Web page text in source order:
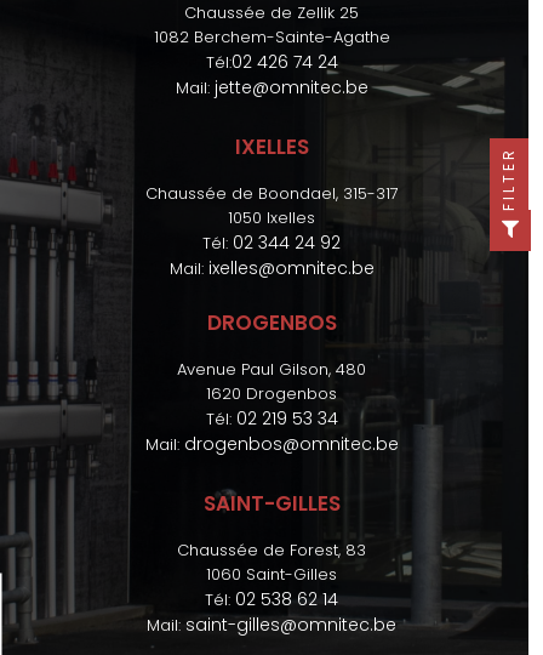
Chaussée de Zellik 25
1082 Berchem-Sainte-Agathe
Tél:02 426 74 24
Mail: jette@omnitec.be
IXELLES
Chaussée de Boondael, 315-317
1050 Ixelles
Tél: 02 344 24 92
Mail: ixelles@omnitec.be
DROGENBOS
Avenue Paul Gilson, 480
1620 Drogenbos
Tél: 02 219 53 34
Mail: drogenbos@omnitec.be
SAINT-GILLES
Chaussée de Forest, 83
1060 Saint-Gilles
Tél: 02 538 62 14
Mail: saint-gilles@omnitec.be
FILTER